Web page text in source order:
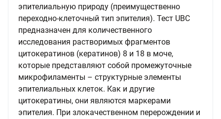
эпителиальную природу (преимущественно
переходно-клеточный тип эпителия). Тест UBC
предназначен для количественного
исследования растворимых фрагментов
цитокератинов (кератинов) 8 и 18 в моче,
которые представляют собой промежуточные
микрофиламенты – структурные элементы
эпителиальных клеток. Как и другие
цитокератины, они являются маркерами
эпителия. При злокачественном перерождении и